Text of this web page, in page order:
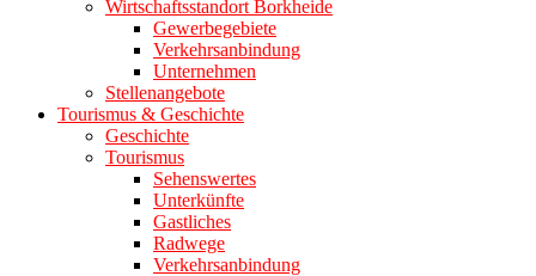
Wirtschaftsstandort Borkheide
Gewerbegebiete
Verkehrsanbindung
Unternehmen
Stellenangebote
Tourismus & Geschichte
Geschichte
Tourismus
Sehenswertes
Unterkünfte
Gastliches
Radwege
Verkehrsanbindung